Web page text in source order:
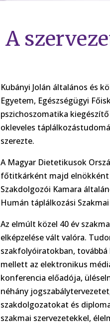
A
Kubányi Jolán általános és
Egyetem, Egészségügyi
pszichoszomatika
okleveles
szerezte.
A Magyar Dietetikusok
főtitkárként majd elnökként
Szakdolgozói Kamara
Humán táplálkozási
Az elmúlt közel 40 év
elképzelése vált valóra.
szakfolyóiratokban,
mellett az elektronikus
konferencia előadója,
néhány
szakdolgozatokat és
szakmai szervezetekkel,